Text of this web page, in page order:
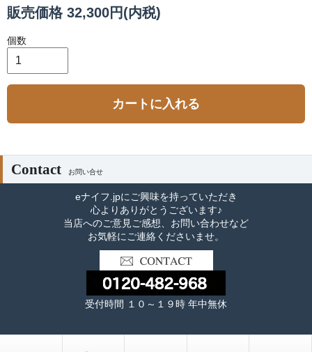
販売価格 32,300円(内税)
個数
カートに入れる
Contact お問い合せ
eナイフ.jpにご興味を持っていただき
心よりありがとうございます♪
当店へのご意見ご感想、お問い合わせなど
お気軽にご連絡くださいませ。
受付時間 １０～１９時 年中無休